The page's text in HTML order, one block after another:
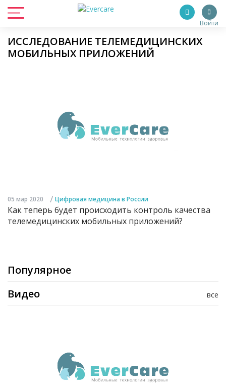
Войти
ИССЛЕДОВАНИЕ ТЕЛЕМЕДИЦИНСКИХ
МОБИЛЬНЫХ ПРИЛОЖЕНИЙ
05 мар 2020 / Цифровая медицина в России
Как теперь будет происходить контроль качества
телемедицинских мобильных приложений?
Популярное
все
Видео